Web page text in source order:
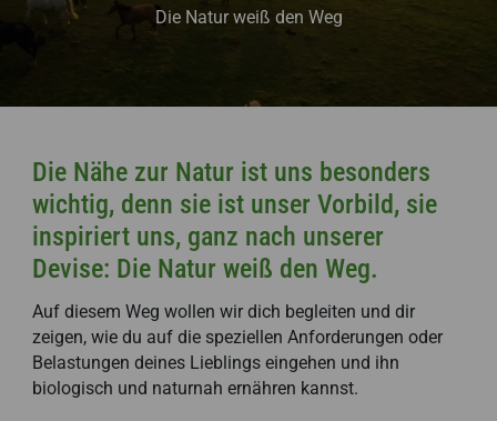
Die Natur weiß den Weg
Die Nähe zur Natur ist uns besonders
wichtig, denn sie ist unser Vorbild, sie
inspiriert uns, ganz nach unserer
Devise: Die Natur weiß den Weg.
Auf diesem Weg wollen wir dich begleiten und dir
zeigen, wie du auf die speziellen Anforderungen oder
Belastungen deines Lieblings eingehen und ihn
biologisch und naturnah ernähren kannst.